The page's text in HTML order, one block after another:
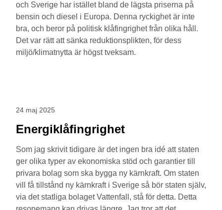
och Sverige har istället bland de lägsta priserna på
bensin och diesel i Europa. Denna ryckighet är inte
bra, och beror på politisk klåfingrighet från olika håll.
Det var rätt att sänka reduktionsplikten, för dess
miljö/klimatnytta är högst tveksam.
24 maj 2025
Energiklåfingrighet
Som jag skrivit tidigare är det ingen bra idé att staten
ger olika typer av ekonomiska stöd och garantier till
privara bolag som ska bygga ny kärnkraft. Om staten
vill få tillstånd ny kärnkraft i Sverige så bör staten själv,
via det statliga bolaget Vattenfall, stå för detta. Detta